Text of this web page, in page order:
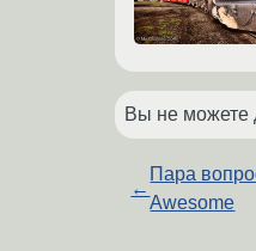
Вы не можете
←
Пара
Awesome